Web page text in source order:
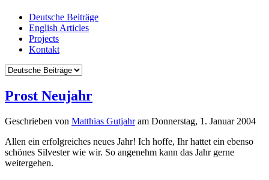
Deutsche Beiträge
English Articles
Projects
Kontakt
Prost Neujahr
Geschrieben von Matthias Gutjahram Donnerstag, 1. Januar 2004
Allen ein erfolgreiches neues Jahr! Ich hoffe, Ihr hattet ein ebenso
schönes Silvester wie wir. So angenehm kann das Jahr gerne
weitergehen.